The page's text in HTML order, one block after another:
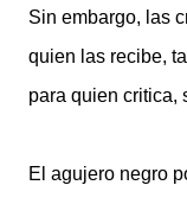
Sin embargo, las
quien las recibe,
para quien critica,
El agujero negro